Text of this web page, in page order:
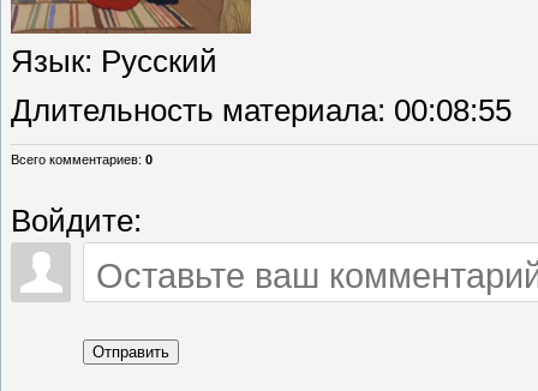
Язык: Русский
Длительность материала: 00:08:55
Всего комментариев: 0
Войдите:
Отправить